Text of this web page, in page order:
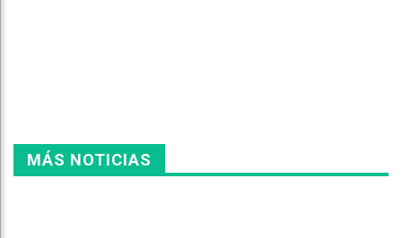
MÁS NOTICIAS